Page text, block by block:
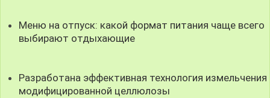
Меню на отпуск: какой формат питания чаще всего
выбирают отдыхающие
Разработана эффективная технология измельчения
модифицированной целлюлозы